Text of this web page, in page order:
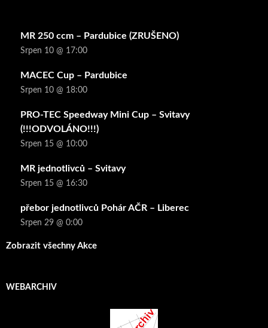
MR 250 ccm – Pardubice (ZRUŠENO)
Srpen 10 @ 17:00
MACEC Cup – Pardubice
Srpen 10 @ 18:00
PRO-TEC Speedway Mini Cup – Svitavy
(!!!ODVOLÁNO!!!)
Srpen 15 @ 10:00
MR jednotlivců – Svitavy
Srpen 15 @ 16:30
přebor jednotlivců Pohár AČR – Liberec
Srpen 29 @ 0:00
Zobrazit všechny Akce
WEBARCHIV